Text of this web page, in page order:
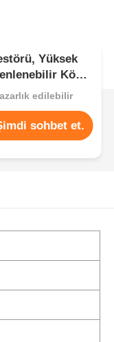
Yüksek
Köşe
edilebilir
sohbet et.